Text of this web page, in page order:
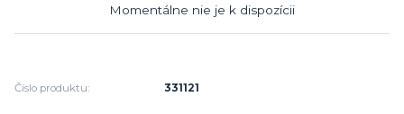
Momentálne nie je k dispozícii
Číslo produktu: 331121